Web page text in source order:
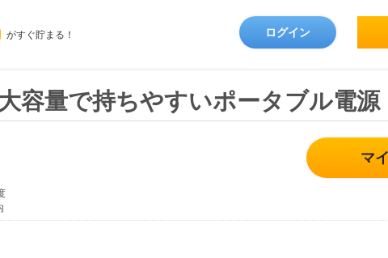
がすぐ貯まる！ ログイン
容量で持ちやすいポータブル電源
マ